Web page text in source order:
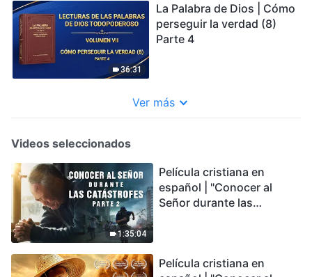
36:31
La Palabra de Dios | Cómo
perseguir la verdad (8)
Parte 4
Ver más
Videos seleccionados
1:35:04
Película cristiana en
español | "Conocer al
Señor durante las
podemos sobrevivir?
Película cristiana en